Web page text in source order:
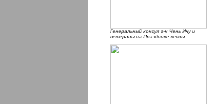
Генеральный консул г-н Чень Ичу и
ветераны на Празднике весны